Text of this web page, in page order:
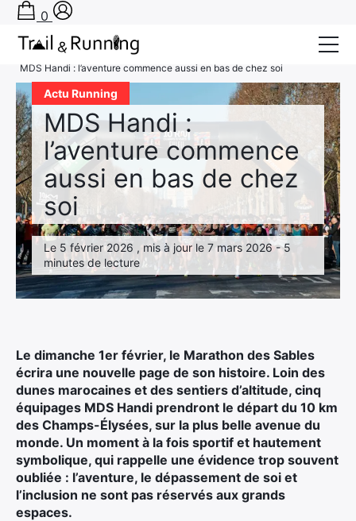
Actu Running
MDS Handi :
l’aventure commence
aussi en bas de chez
soi
Le 5 février 2026 , mis à jour le 7 mars 2026 - 5
minutes de lecture
Actu Running
MDS Handi : l’aventure commence aussi en bas de chez soi
Le dimanche 1er février, le Marathon des Sables
écrira une nouvelle page de son histoire. Loin des
dunes marocaines et des sentiers d’altitude, cinq
équipages MDS Handi prendront le départ du 10 km
des Champs-Élysées, sur la plus belle avenue du
monde. Un moment à la fois sportif et hautement
symbolique, qui rappelle une évidence trop souvent
oubliée : l’aventure, le dépassement de soi et
l’inclusion ne sont pas réservés aux grands
espaces.
0
Conseils
Récits de course
Ultra Trail de Mon Jardin
Grand Tour du Bassin d’Arcachon
Tests
Bons plans
Actu Running
TA PRÉPA SUR-MESURE